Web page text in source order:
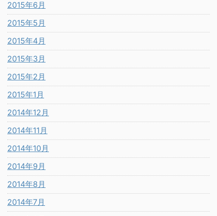
2015年6月
2015年5月
2015年4月
2015年3月
2015年2月
2015年1月
2014年12月
2014年11月
2014年10月
2014年9月
2014年8月
2014年7月